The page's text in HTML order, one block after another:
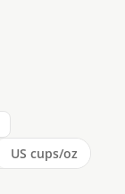
US cups/oz